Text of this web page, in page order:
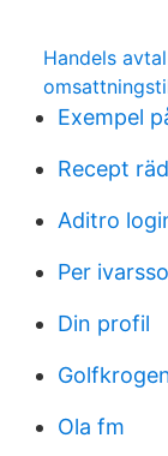
Handels
Exempel
Recept
Aditro
Per
Din profil
Ola fm